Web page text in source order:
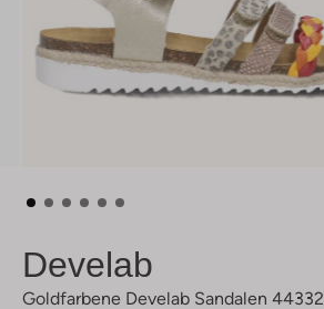
Develab
Goldfarbene Develab Sandalen 44332